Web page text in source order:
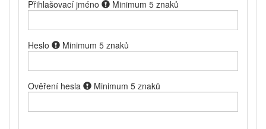
Přihlašovací jméno Minimum 5 znaků
Heslo Minimum 5 znaků
Ověření hesla Minimum 5 znaků